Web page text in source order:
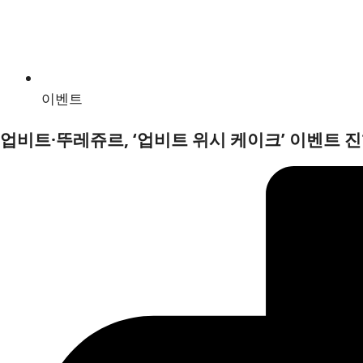
이벤트
업비트·뚜레쥬르, ‘업비트 위시 케이크’ 이벤트